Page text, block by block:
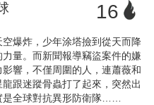
16
爆炸，少年涂塔撿到從天而降
量。而新聞報導竊盜案件的嫌
響，不僅周圍的人，連蕭薇和
跟迷蹤骨蟲打了起來，突然出
是全球對抗異形防衛隊……